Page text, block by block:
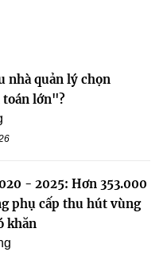
nhà quản lý chọn
lớn"?
- 2025: Hơn 353.000
phụ cấp thu hút vùng
khăn